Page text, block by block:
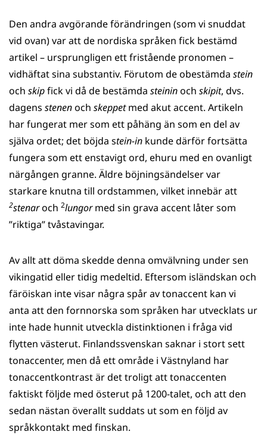
Den andra avgörande förändringen (som vi snuddat
vid ovan) var att de nordiska språken fick bestämd
artikel – ursprungligen ett fristående pronomen –
vidhäftat sina substantiv. Förutom de obestämda stein
och skipfick vi då de bestämda steininoch skipit, dvs.
dagens stenenoch skeppetmed akut accent. Artikeln
har fungerat mer som ett påhäng än som en del av
själva ordet; det böjda stein-in kunde därför fortsätta
fungera som ett enstavigt ord, ehuru med en ovanligt
närgången granne. Äldre böjningsändelser var
starkare knutna till ordstammen, vilket innebär att
2stenaroch 2lungormed sin grava accent låter som
”riktiga” tvåstavingar.
Av allt att döma skedde denna omvälvning under sen
vikingatid eller tidig medeltid. Eftersom isländskan och
färöiskan inte visar några spår av tonaccent kan vi
anta att den fornnorska som språken har utvecklats ur
inte hade hunnit utveckla distinktionen i fråga vid
flytten västerut. Finlandssvenskan saknar i stort sett
tonaccenter, men då ett område i Västnyland har
tonaccentkontrast är det troligt att tonaccenten
faktiskt följde med österut på 1200-talet, och att den
sedan nästan överallt suddats ut som en följd av
språkkontakt med finskan.